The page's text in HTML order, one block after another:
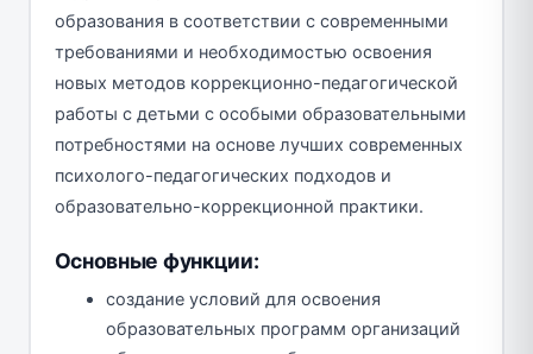
образования в соответствии с современными
требованиями и необходимостью освоения
новых методов коррекционно-педагогической
работы с детьми с особыми образовательными
потребностями на основе лучших современных
психолого-педагогических подходов и
образовательно-коррекционной практики.
Основные функции:
создание условий для освоения
образовательных программ организаций